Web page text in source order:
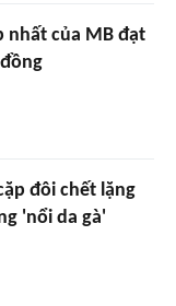
nhất của MB đạt
đôi chết lặng
'nổi da gà'